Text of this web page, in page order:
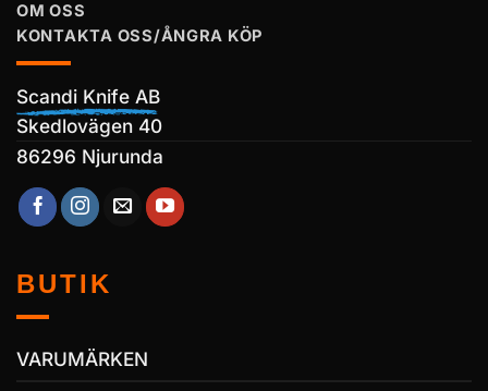
OM OSS
KONTAKTA OSS/ÅNGRA KÖP
Scandi Knife AB
Skedlovägen 40
86296 Njurunda
BUTIK
VARUMÄRKEN